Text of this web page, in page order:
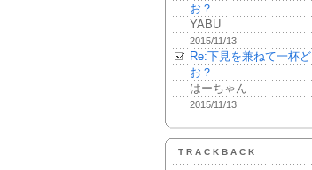
お？
YABU
2015/11/13
Re:下見を兼ねて一杯ど
お？
はーちゃん
2015/11/13
TRACKBACK